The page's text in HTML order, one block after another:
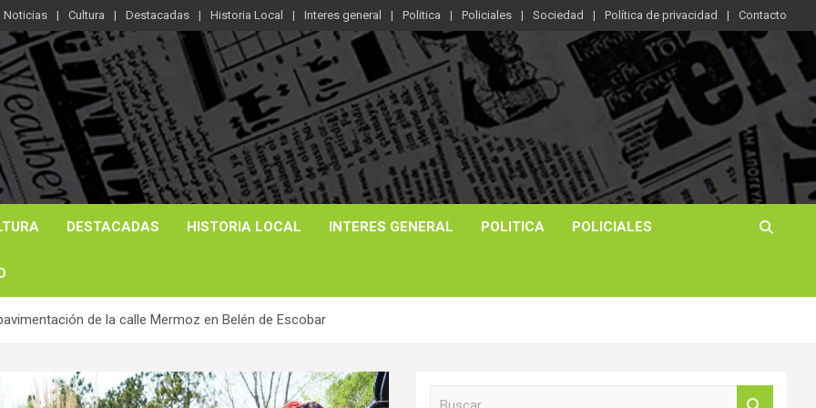
Noticias Cultura Destacadas Historia Local Interes general Politica Policiales Sociedad Política de privacidad Contacto
DESTACADAS HISTORIA LOCAL INTERES GENERAL POLITICA POLICIALES
de la calle Mermoz en Belén de Escobar